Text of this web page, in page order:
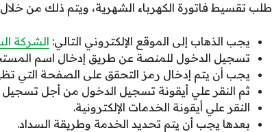
طلب تقسيط فاتورة الكهرباء الشهرية، ويتم ذلك من
يجب الذهاب إلى الموقع الإلكتروني التالي: الشركة
تسجيل الدخول للمنصة عن طريق إدخال اسم
يجب أن يتم إدخال رمز التحقق على الصفحة التي
ثم النقر علي أيقونة تسجيل الدخول من أجل تسجيل
النقر علي أيقونة الخدمات الإلكترونية.
بعدها يجب أن يتم تحديد الخدمة وطريقة السداد.